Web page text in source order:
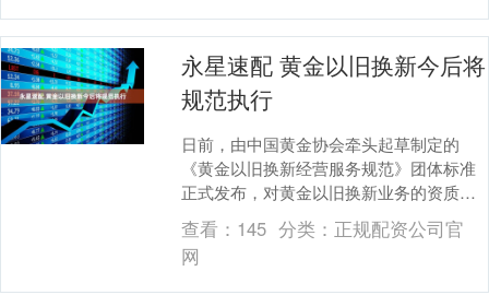
永星速配 黄金以旧换新今后将
规范执行
日前，由中国黄金协会牵头起草制定的
《黄金以旧换新经营服务规范》团体标准
正式发布，对黄金以旧换新业务的资质要
求、操作流程、信息披露等方面作出全面
规范。这一标准发布....
查看： 145 分类： 正规配资公司官
网